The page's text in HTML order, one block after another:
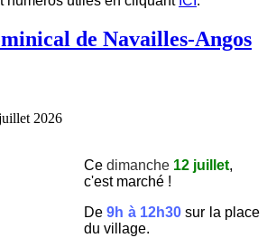
de Navailles-Angos
2026
Ce dimanche 12 juillet,
c'est marché !
De9h à 12h30 sur la place
du village.